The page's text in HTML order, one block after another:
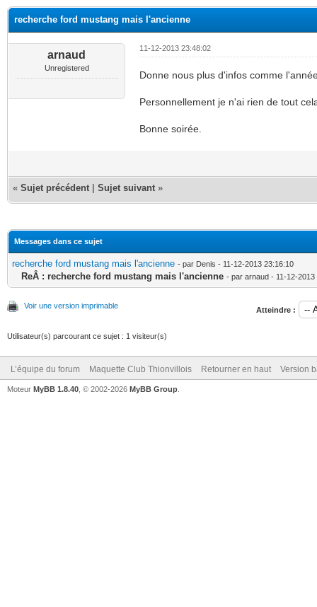
recherche ford mustang mais l'ancienne
arnaud
Unregistered
11-12-2013 23:48:02
Donne nous plus d'infos comme
Personnellement je n'ai rien de tout
Bonne soirée.
« Sujet précédent Sujet suivant »
Messages dans ce sujet
recherche ford mustang mais l'ancienne - par Denis - 11-12-2013 23:16:10
ReÂ : recherche ford mustang mais l'ancienne - par arnaud - 11-12-2013
Voir une version imprimable Atteindre :
Utilisateur(s) parcourant ce sujet : 1 visiteur(s)
L’équipe du forum Maquette Club Thionvillois Retourner en haut Version
Moteur MyBB 1.8.40 , © 2002-2026 MyBB Group